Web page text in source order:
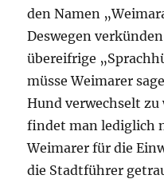
den Namen
Deswegen
übereifrige
müsse Weimarer
Hund verwechselt zu
findet man lediglich
Weimarer für die
die Stadtführer